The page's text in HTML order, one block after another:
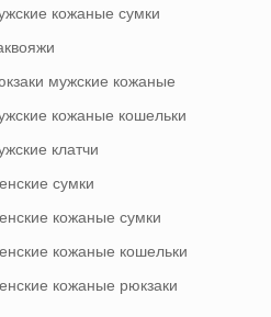
кожаные сумки
мужские кожаные
кожаные кошельки
клатчи
сумки
кожаные сумки
кожаные кошельки
кожаные рюкзаки